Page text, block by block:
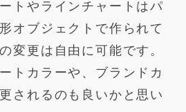
トやラインチャートはパ
オブジェクトで作られて
変更は自由に可能です。
トカラーや、ブランドカ
されるのも良いかと思い